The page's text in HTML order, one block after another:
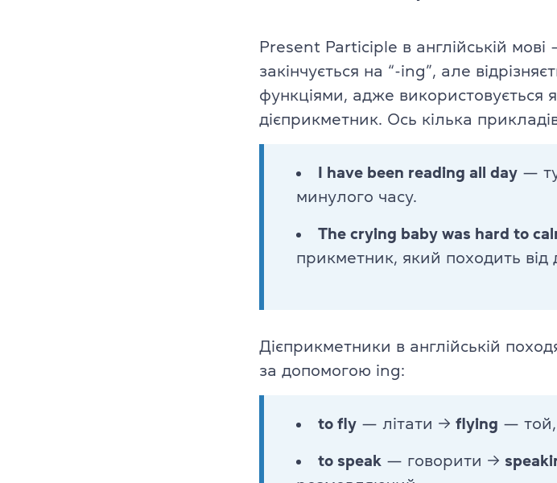
Present Participle в англійській
закінчується на “-ing”, але
функціями, адже використовується
дієприкметник. Ось кілька
I have been reading all day —
минулого часу.
The crying baby was hard to
прикметник, який походить від
Дієприкметники в англійській
за допомогою ing:
to fly — літати → flying — той,
to speak — говорити →